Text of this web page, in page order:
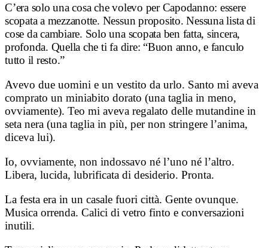
C’era solo una cosa che volevo per Capodanno: essere
scopata a mezzanotte. Nessun proposito. Nessuna lista di
cose da cambiare. Solo una scopata ben fatta, sincera,
profonda. Quella che ti fa dire: “Buon anno, e fanculo
tutto il resto.”
Avevo due uomini e un vestito da urlo. Santo mi aveva
comprato un miniabito dorato (una taglia in meno,
ovviamente). Teo mi aveva regalato delle mutandine in
seta nera (una taglia in più, per non stringere l’anima,
diceva lui).
Io, ovviamente, non indossavo né l’uno né l’altro.
Libera, lucida, lubrificata di desiderio. Pronta.
La festa era in un casale fuori città. Gente ovunque.
Musica orrenda. Calici di vetro finto e conversazioni
inutili.